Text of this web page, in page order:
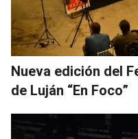
Nueva edición del
de Luján “En Foco”